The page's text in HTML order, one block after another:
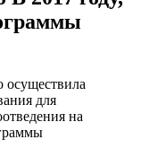
для
на